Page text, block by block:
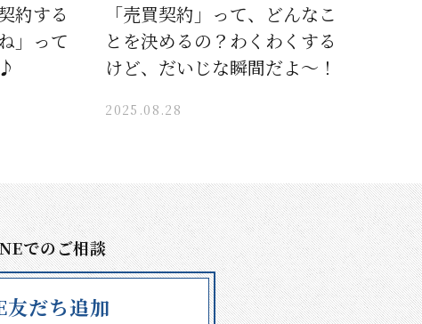
約する
」って
「売買契約」って、どんなこ
とを決めるの？わくわくする
けど、だいじな瞬間だよ〜！
2025.08.28
でのご相談
だち追加